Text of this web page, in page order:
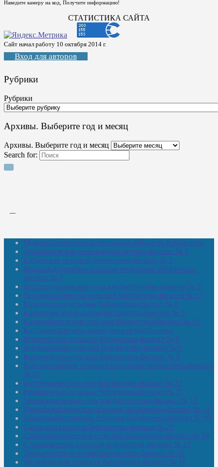
Наведите камеру на код, Получите информацию!
СТАТИСТИКА САЙТА
Сайт начал работу 10 октября 2014 г.
Вход для авторов
Рубрики
Рубрики
Архивы. Выберите год и месяц
Архивы. Выберите год и месяц
Search for:
Межпоселенческая центральная районная библиотека
Амзибашевская сельская библиотека-филиал № 1
Бабаевская сельская библиотека-филиал № 2
Большекачаковская сельская модельная библиотека-
филиал № 7
Большекуразовская сельская библиотека-филиал № 3
Верхнетыхтемская сельская библиотека-филиал № 15
Калегинская сельская библиотека-филиал № 6
Калмашевская сельская библиотека-филиал № 5
Калмиябашевская сельская библиотека-филиал № 13
Калтасинская модельная детская библиотека
Кельтеевская сельская библиотека-филиал № 8
Киебаковская сельская библиотека-филиал № 9
Кокушевская сельская библиотека-филиал № 4
Краснохолмская сельская модельная библиотека-филиал
№ 21
Кутеремская сельская библиотека-филиал № 22
Кучашевская сельская библиотека-филиал № 11
Малокачаковская сельская библиотека-филиал № 12
Нижнекачмашевская сельская библиотека-филиал № 14
Новокильбахтинская сельская библиотека-филиал № 19
Сазовская сельская библиотека-филиал № 20
Староорьебашевская сельская библиотека-филиал № 16
Старояшевская сельская библиотека-филиал № 17
Тюльдинская сельская библиотека-филиал № 18
Чилибеевская сельская библиотека-филиал № 10